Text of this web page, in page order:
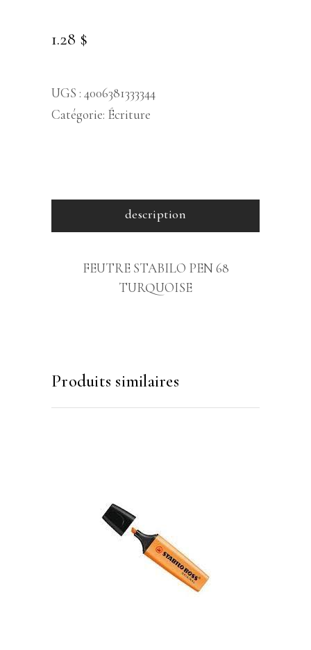
1.28 $
UGS : 4006381333344
Catégorie: Écriture
description
FEUTRE STABILO PEN 68
TURQUOISE
Produits similaires